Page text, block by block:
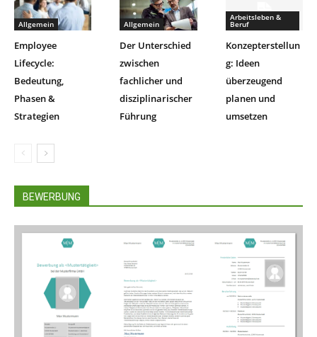
Allgemein
Employee
Lifecycle:
Bedeutung,
Phasen &
Strategien
Allgemein
Der Unterschied
zwischen
fachlicher und
disziplinarischer
Führung
Arbeitsleben &
Beruf
Konzepterstellun
g: Ideen
überzeugend
planen und
umsetzen
BEWERBUNG